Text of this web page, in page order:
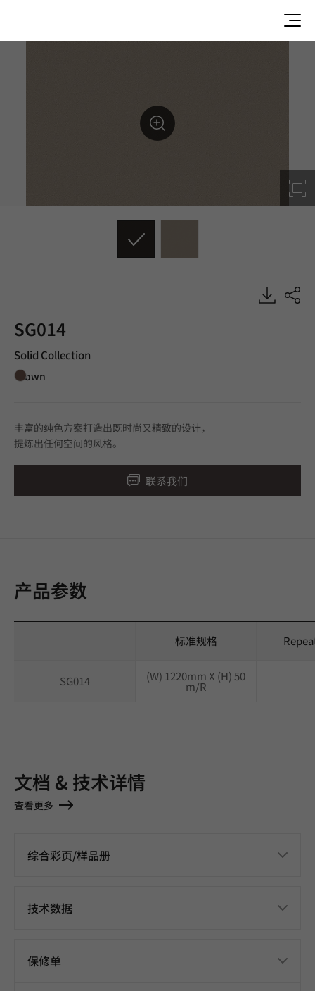
SG014
Solid Collection
Brown
丰富的纯色方案打造出既时尚又精致的设计，
提炼出任何空间的风格。
联系我们
产品参数
标准规格
SG014 (W) 1220mm X (H) 50
m/R
文档 & 技术详情
查看更多
综合彩页/样品册
技术数据
保修单